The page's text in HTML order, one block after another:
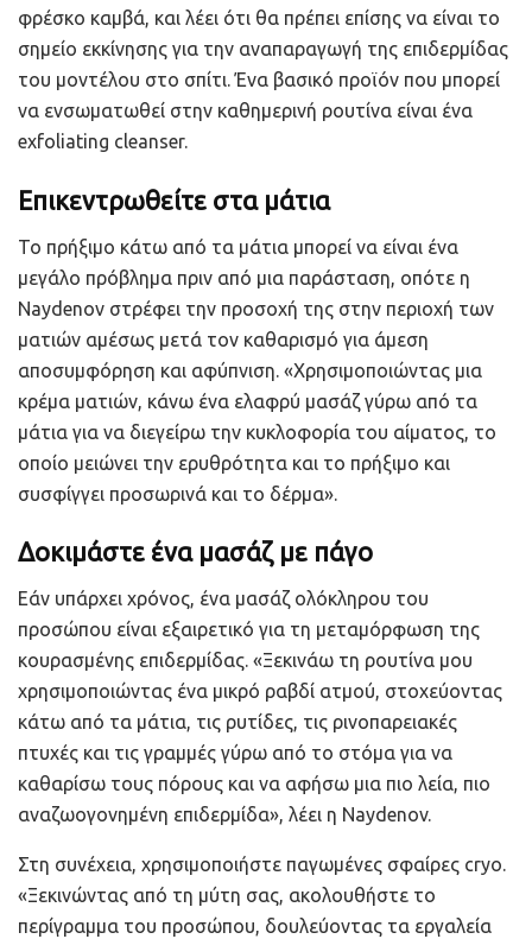
φρέσκο καμβά, και λέει ότι θα πρέπει επίσης να είναι το
σημείο εκκίνησης για την αναπαραγωγή της επιδερμίδας
του μοντέλου στο σπίτι. Ένα βασικό προϊόν που μπορεί
να ενσωματωθεί στην καθημερινή ρουτίνα είναι ένα
exfoliating cleanser.
Επικεντρωθείτε στα μάτια
Το πρήξιμο κάτω από τα μάτια μπορεί να είναι ένα
μεγάλο πρόβλημα πριν από μια παράσταση, οπότε η
Naydenov στρέφει την προσοχή της στην περιοχή των
ματιών αμέσως μετά τον καθαρισμό για άμεση
αποσυμφόρηση και αφύπνιση. «Χρησιμοποιώντας μια
κρέμα ματιών, κάνω ένα ελαφρύ μασάζ γύρω από τα
μάτια για να διεγείρω την κυκλοφορία του αίματος, το
οποίο μειώνει την ερυθρότητα και το πρήξιμο και
συσφίγγει προσωρινά και το δέρμα».
Δοκιμάστε ένα μασάζ με πάγο
Εάν υπάρχει χρόνος, ένα μασάζ ολόκληρου του
προσώπου είναι εξαιρετικό για τη μεταμόρφωση της
κουρασμένης επιδερμίδας. «Ξεκινάω τη ρουτίνα μου
χρησιμοποιώντας ένα μικρό ραβδί ατμού, στοχεύοντας
κάτω από τα μάτια, τις ρυτίδες, τις ρινοπαρειακές
πτυχές και τις γραμμές γύρω από το στόμα για να
καθαρίσω τους πόρους και να αφήσω μια πιο λεία, πιο
αναζωογονημένη επιδερμίδα», λέει η Naydenov.
Στη συνέχεια, χρησιμοποιήστε παγωμένες σφαίρες cryo.
«Ξεκινώντας από τη μύτη σας, ακολουθήστε το
περίγραμμα του προσώπου, δουλεύοντας τα εργαλεία